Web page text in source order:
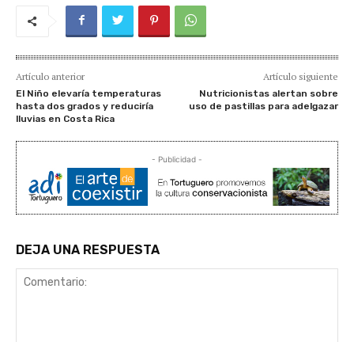
Artículo anterior
El Niño elevaría temperaturas
hasta dos grados y reduciría
lluvias en Costa Rica
Artículo siguiente
Nutricionistas alertan sobre
uso de pastillas para adelgazar
- Publicidad -
DEJA UNA RESPUESTA